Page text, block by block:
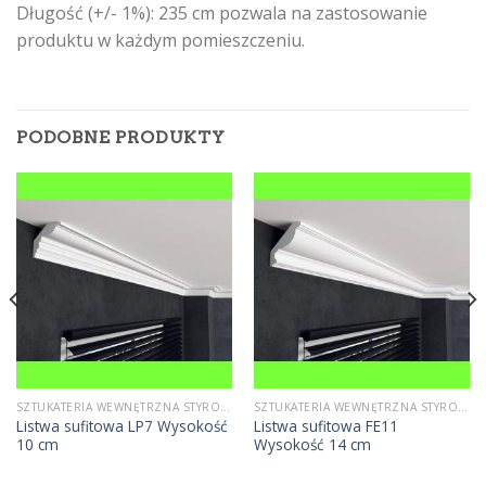
Długość (+/- 1%): 235 cm pozwala na zastosowanie
produktu w każdym pomieszczeniu.
PODOBNE PRODUKTY
SZTUKATERIA WEWNĘTRZNA STYROPIANOWA
Listwa sufitowa LP7 Wysokość
10 cm
SZTUKATERIA WEWNĘTRZNA STYROPIANOWA
Listwa sufitowa FE11
Wysokość 14 cm